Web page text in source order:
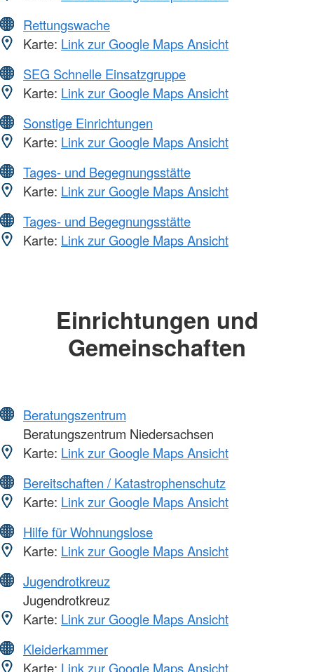
Rettungswache
Karte: Link zur Google Maps Ansicht
SEG Schnelle Einsatzgruppe
Karte: Link zur Google Maps Ansicht
Sonstige Einrichtungen
Karte: Link zur Google Maps Ansicht
Tages- und Begegnungsstätte
Karte: Link zur Google Maps Ansicht
Tages- und Begegnungsstätte
Karte: Link zur Google Maps Ansicht
Einrichtungen und
Gemeinschaften
Beratungszentrum
Beratungszentrum Niedersachsen
Karte: Link zur Google Maps Ansicht
Bereitschaften / Katastrophenschutz
Karte: Link zur Google Maps Ansicht
Hilfe für Wohnungslose
Karte: Link zur Google Maps Ansicht
Jugendrotkreuz
Jugendrotkreuz
Karte: Link zur Google Maps Ansicht
Kleiderkammer
Karte: Link zur Google Maps Ansicht